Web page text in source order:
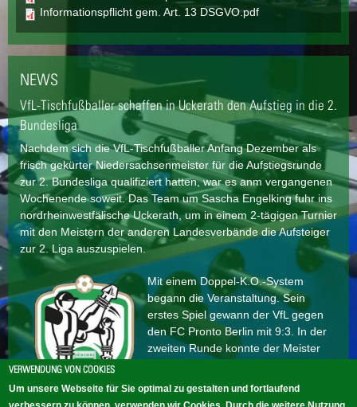
Informationspflicht gem. Art. 13 DSGVO.pdf
NEWS
VfL-Tischfußballer schaffen in Uckerath den Aufstieg in die 2.
Bundesliga
Nachdem sich die VfL-Tischfußballer Anfang Dezember als
frisch gekürter Niedersachsenmeister für die Aufstiegsrunde
zur 2. Bundesliga qualifiziert hatten, war es anm vergangenen
Wochenende soweit. Das Team um Sascha Engelking fuhr ins
nordrheinwestfälische Uckerath, um in einem 2-tägigen Turnier
mit den Meistern der anderen Landesverbände die Aufsteiger
zur 2. Liga auszuspielen.
Mit einem Doppel-K.O.-System
begann die Veranstaltung. Sein
erstes Spiel gewann der VfL gegen
den FC Pronto Berlin mit 9:3. In der
zweiten Runde konnte der Meister
VERWENDUNG VON COOKIES
Um unsere Webseite für Sie optimal zu gestalten und fortlaufend